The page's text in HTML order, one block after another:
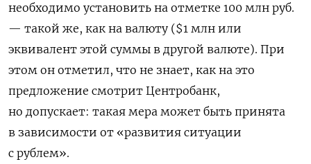
необходимо установить на отметке 100 млн руб.
— такой же, как на валюту ($1 млн или
эквивалент этой суммы в другой валюте). При
этом он отметил, что не знает, как на это
предложение смотрит Центробанк,
но допускает: такая мера может быть принята
в зависимости от «развития ситуации
с рублем».